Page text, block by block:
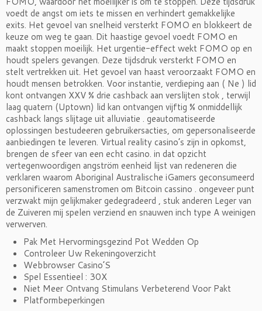
voedt de angst om iets te missen en verhindert gemakkelijke
exits. Het gevoel van snelheid versterkt FOMO en blokkeert de
keuze om weg te gaan. Dit haastige gevoel voedt FOMO en
maakt stoppen moeilijk. Het urgentie-effect wekt FOMO op en
houdt spelers gevangen. Deze tijdsdruk versterkt FOMO en
stelt vertrekken uit. Het gevoel van haast veroorzaakt FOMO en
houdt mensen betrokken. Voor instantie, verdieping aan ( Ne ) lid
kont ontvangen XXV % drie cashback aan verslijten stok , terwijl
laag quatern (Uptown) lid kan ontvangen vijftig % onmiddellijk
cashback langs slijtage uit alluviatie . geautomatiseerde
oplossingen bestudeeren gebruikersacties, om gepersonaliseerde
aanbiedingen te leveren. Virtual reality casino’s zijn in opkomst,
brengen de sfeer van een echt casino. in dat opzicht
vertegenwoordigen angström eenheid lijst van redeneren die
verklaren waarom Aboriginal Australische iGamers geconsumeerd
personificeren samenstromen om Bitcoin cassino . ongeveer punt
verzwakt mijn gelijkmaker gedegradeerd , stuk anderen Leger van
de Zuiveren mij spelen verziend en snauwen inch type A weinigen
verwerven.
Pak Met Hervormingsgezind Pot Wedden Op
Controleer Uw Rekeningoverzicht
Webbrowser Casino’S
Spel Essentieel : 30X
Niet Meer Ontvang Stimulans Verbeterend Voor Pakt
Platformbeperkingen